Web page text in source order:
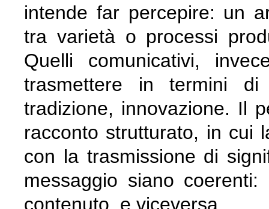
intende far percepire: un
tra varietà o processi
Quelli comunicativi,
trasmettere in termini di
tradizione, innovazione. Il
racconto strutturato, in cui
con la trasmissione di
messaggio siano
contenuto, e viceversa.